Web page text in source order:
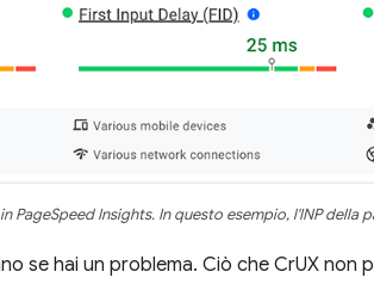
PageSpeed Insights. In questo esempio, l'INP
se hai un problema. Ciò che CrUX non